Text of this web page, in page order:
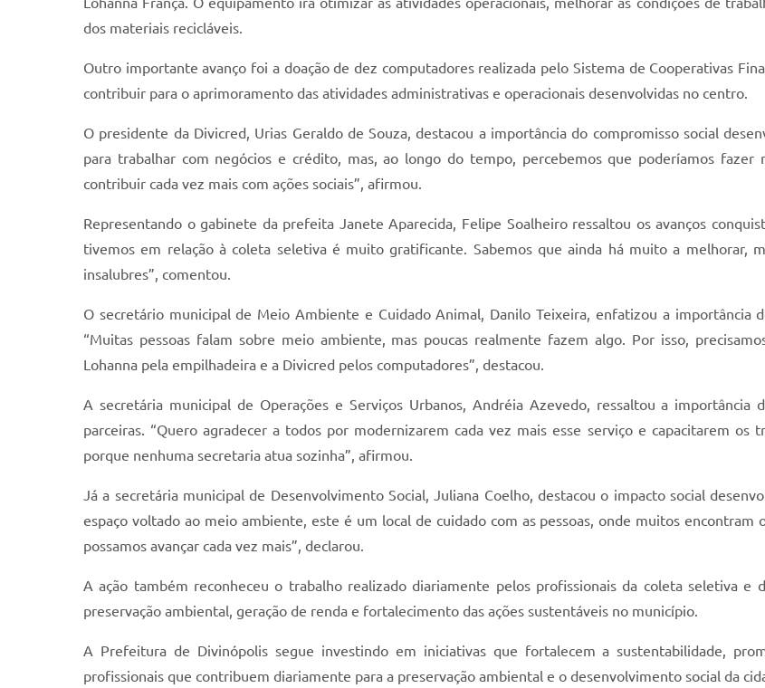
dos materiais recicláveis.
Outro importante avanço foi a doação de dez computadores realizada pelo Sistema de Cooperativas
contribuir para o aprimoramento das atividades administrativas e operacionais desenvolvidas no centro.
O presidente da Divicred, Urias Geraldo de Souza, destacou a importância do compromisso social
para trabalhar com negócios e crédito, mas, ao longo do tempo, percebemos que poderíamos fazer
contribuir cada vez mais com ações sociais”, afirmou.
Representando o gabinete da prefeita Janete Aparecida, Felipe Soalheiro ressaltou os avanços
tivemos em relação à coleta seletiva é muito gratificante. Sabemos que ainda há muito a melhorar,
insalubres”, comentou.
O secretário municipal de Meio Ambiente e Cuidado Animal, Danilo Teixeira, enfatizou a importância
“Muitas pessoas falam sobre meio ambiente, mas poucas realmente fazem algo. Por isso,
Lohanna pela empilhadeira e a Divicred pelos computadores”, destacou.
A secretária municipal de Operações e Serviços Urbanos, Andréia Azevedo, ressaltou a
parceiras. “Quero agradecer a todos por modernizarem cada vez mais esse serviço e capacitarem os
porque nenhuma secretaria atua sozinha”, afirmou.
Já a secretária municipal de Desenvolvimento Social, Juliana Coelho, destacou o impacto social
espaço voltado ao meio ambiente, este é um local de cuidado com as pessoas, onde muitos
possamos avançar cada vez mais”, declarou.
A ação também reconheceu o trabalho realizado diariamente pelos profissionais da coleta seletiva e
preservação ambiental, geração de renda e fortalecimento das ações sustentáveis no município.
A Prefeitura de Divinópolis segue investindo em iniciativas que fortalecem a sustentabilidade,
profissionais que contribuem diariamente para a preservação ambiental e o desenvolvimento social da